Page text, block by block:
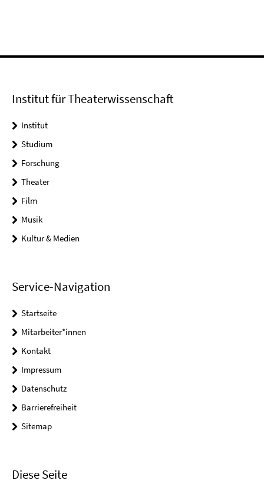
Institut für Theaterwissenschaft
Institut
Studium
Forschung
Theater
Film
Musik
Kultur & Medien
Service-Navigation
Startseite
Mitarbeiter*innen
Kontakt
Impressum
Datenschutz
Barrierefreiheit
Sitemap
Diese Seite